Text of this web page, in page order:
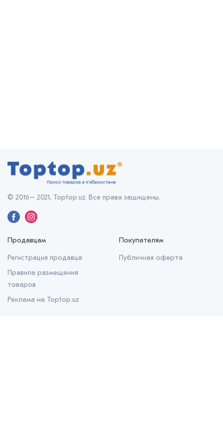
Продавцам
Регистрация продавца
Правила размещения
товаров
Реклама на Toptop.uz
Покупателям
Публичная оферта
© 2016– 2021, Toptop.uz. Все права защищены.